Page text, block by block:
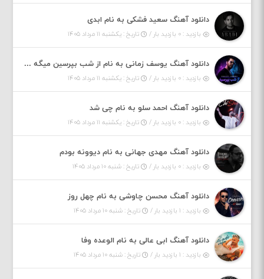
دانلود آهنگ سعید فشکی به نام ابدی
بازدید : ۰ بازدید بار / تاریخ : یکشنبه ۱۱ مرداد ۱۴۰۵
دانلود آهنگ یوسف زمانی به نام از شب بپرسین میگه چه روزگاری دارم
بازدید : ۰ بازدید بار / تاریخ : یکشنبه ۱۱ مرداد ۱۴۰۵
دانلود آهنگ احمد سلو به نام چی شد
بازدید : ۰ بازدید بار / تاریخ : یکشنبه ۱۱ مرداد ۱۴۰۵
دانلود آهنگ مهدی جهانی به نام دیوونه بودم
بازدید : ۰ بازدید بار / تاریخ : شنبه ۱۰ مرداد ۱۴۰۵
دانلود آهنگ محسن چاوشی به نام چهل روز
بازدید : ۱ بازدید بار / تاریخ : شنبه ۱۰ مرداد ۱۴۰۵
دانلود آهنگ ابی عالی به نام الوعده وفا
بازدید : ۱ بازدید بار / تاریخ : شنبه ۱۰ مرداد ۱۴۰۵